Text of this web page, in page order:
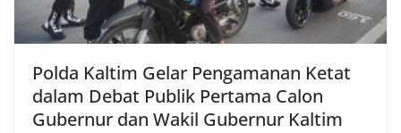
Polda Kaltim Gelar Pengamanan Ketat
dalam Debat Publik Pertama Calon
Gubernur dan Wakil Gubernur Kaltim